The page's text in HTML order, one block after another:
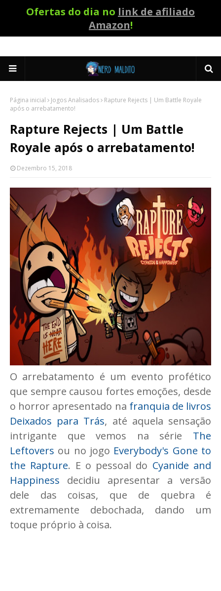
Ofertas do dia no link de afiliado
Amazon!
Página inicial Jogos Analisados
Rapture Rejects | Um Battle Royale
após o arrebatamento!
Rapture Rejects | Um Battle
Royale após o arrebatamento!
Dezembro 15, 2018
O arrebatamento é um evento profético
que sempre causou fortes emoções, desde
o horror apresentado na franquia de livros
Deixados para Trás, até aquela sensação
intrigante que vemos na série The
Leftovers ou no jogo Everybody's Gone to
the Rapture. E o pessoal do Cyanide and
Happiness decidiu apresentar a versão
dele das coisas, que de quebra é
extremamente debochada, dando um
toque próprio à coisa.